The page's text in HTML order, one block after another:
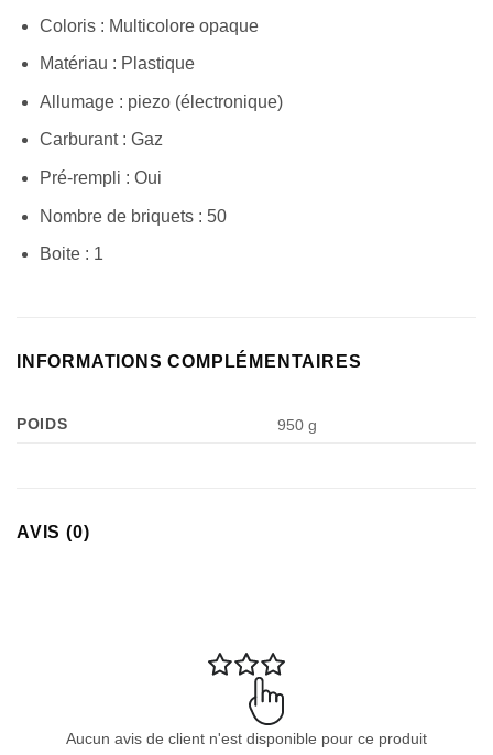
Coloris : Multicolore opaque
Matériau : Plastique
Allumage : piezo (électronique)
Carburant : Gaz
Pré-rempli : Oui
Nombre de briquets : 50
Boite : 1
INFORMATIONS COMPLÉMENTAIRES
POIDS 950 g
AVIS (0)
Aucun avis de client n'est disponible pour ce produit
Appliquer les filtres